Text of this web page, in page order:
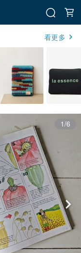
看更多
1/6